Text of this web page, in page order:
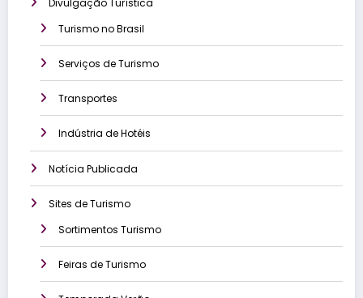
Turismo no Brasil
Serviços de Turismo
Transportes
Indústria de Hotéis
Notícia Publicada
Sites de Turismo
Sortimentos Turismo
Feiras de Turismo